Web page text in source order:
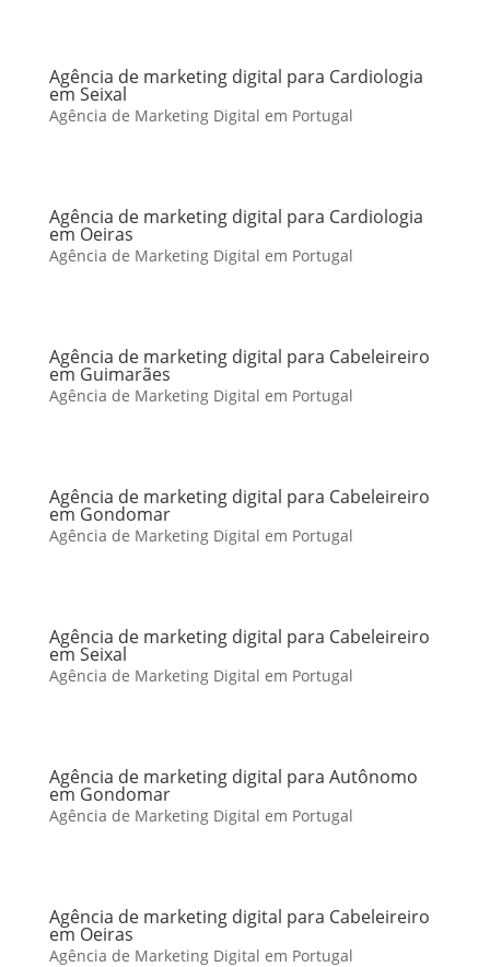
Agência de marketing digital para Cardiologia
em Seixal
Agência de Marketing Digital em Portugal
Agência de marketing digital para Cardiologia
em Oeiras
Agência de Marketing Digital em Portugal
Agência de marketing digital para Cabeleireiro
em Guimarães
Agência de Marketing Digital em Portugal
Agência de marketing digital para Cabeleireiro
em Gondomar
Agência de Marketing Digital em Portugal
Agência de marketing digital para Cabeleireiro
em Seixal
Agência de Marketing Digital em Portugal
Agência de marketing digital para Autônomo
em Gondomar
Agência de Marketing Digital em Portugal
Agência de marketing digital para Cabeleireiro
em Oeiras
Agência de Marketing Digital em Portugal